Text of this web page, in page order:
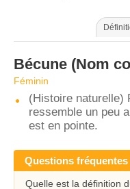
Bécune (Nom
Féminin
(Histoire naturelle)
ressemble un peu
est en pointe.
Questions fréquentes
Quelle est la définition